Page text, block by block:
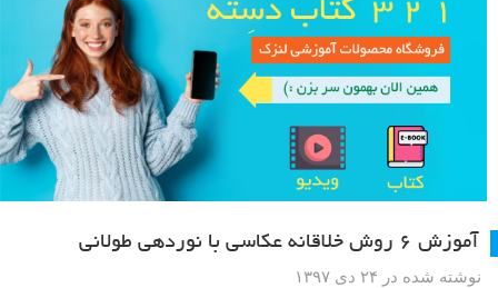
آموزش ۶ روش خلاقانه عکاسی با نوردهی طولانی
نوشته شده در ۲۴ دی ۱۳۹۷